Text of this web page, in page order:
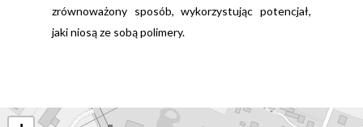
zrównoważony sposób, wykorzystując potencjał,
jaki niosą ze sobą polimery.